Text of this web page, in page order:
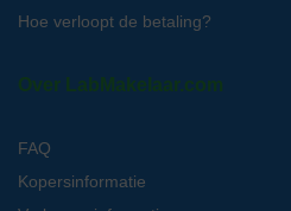
Hoe verloopt de betaling?
Over LabMakelaar.com
FAQ
Kopersinformatie